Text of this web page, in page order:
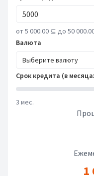
от 5 000.00 ⊆ до 50
Валюта
Выберите валюту
Срок кредита (в
3 мес.
1